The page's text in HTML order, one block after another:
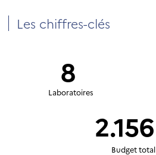
Les chiffres-clés
8
Laboratoires
2.156
Budget total